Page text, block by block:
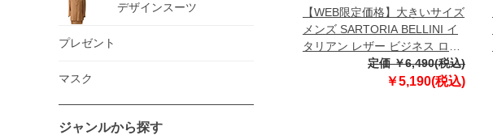
デザインスーツ
プレゼント
マスク
ジャンルから探す
【WEB限定価格】大きいサイズ
メンズ SARTORIA BELLINI イ
タリアン レザー ビジネス ロン
グベルト ロングサイズ azbl-
定価 ￥6,490(税込)
￥5,190(税込)